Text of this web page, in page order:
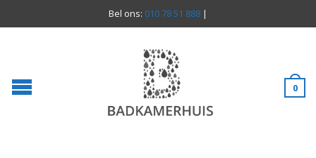
Bel ons: 010 78 51 888 |
0